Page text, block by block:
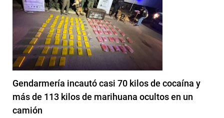
Gendarmería incautó casi 70 kilos de cocaína y
más de 113 kilos de marihuana ocultos en un
camión